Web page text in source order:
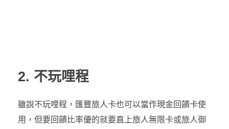
2. 不玩哩程
雖說不玩哩程，匯豐旅人卡也可以當作現金回饋卡使
用，但要回饋比率優的就要直上旅人無限卡或旅人御